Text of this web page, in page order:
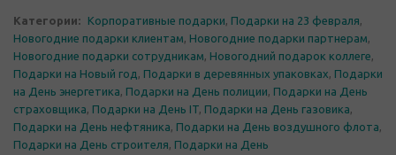
Категории: Корпоративные подарки, Подарки на 23 февраля,
Новогодние подарки клиентам, Новогодние подарки партнерам,
Новогодние подарки сотрудникам, Новогодний подарок коллеге,
Подарки на Новый год , Подарки в деревянных упаковках, Подарки
на День энергетика, Подарки на День полиции, Подарки на День
страховщика, Подарки на День IT, Подарки на День газовика,
Подарки на День нефтяника, Подарки на День воздушного флота,
Подарки на День строителя, Подарки на День